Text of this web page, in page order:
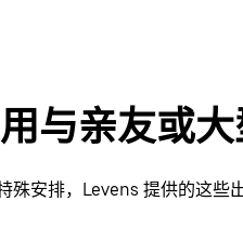
与亲友或
殊安排，Levens 提供的这些